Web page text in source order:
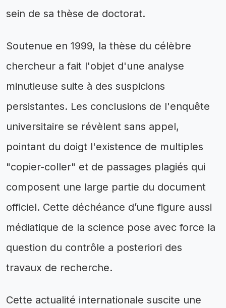
sein de sa thèse de doctorat.
Soutenue en 1999, la thèse du célèbre
chercheur a fait l'objet d'une analyse
minutieuse suite à des suspicions
persistantes. Les conclusions de l'enquête
universitaire se révèlent sans appel,
pointant du doigt l'existence de multiples
"copier-coller" et de passages plagiés qui
composent une large partie du document
officiel. Cette déchéance d’une figure aussi
médiatique de la science pose avec force la
question du contrôle a posteriori des
travaux de recherche.
Cette actualité internationale suscite une